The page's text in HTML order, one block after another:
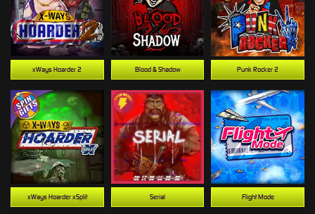
Blood & Shadow Punk Rocker 2
xWays Hoarder 2
Flight Mode
Serial
xWays Hoarder xSplit